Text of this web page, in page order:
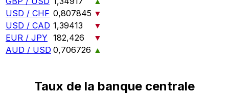
USD / CHF 0,807845 ▼
USD / CAD 1,39413
▼
EUR / JPY 182,426
▼
AUD / USD 0,706726 ▲
Taux de la banque centrale